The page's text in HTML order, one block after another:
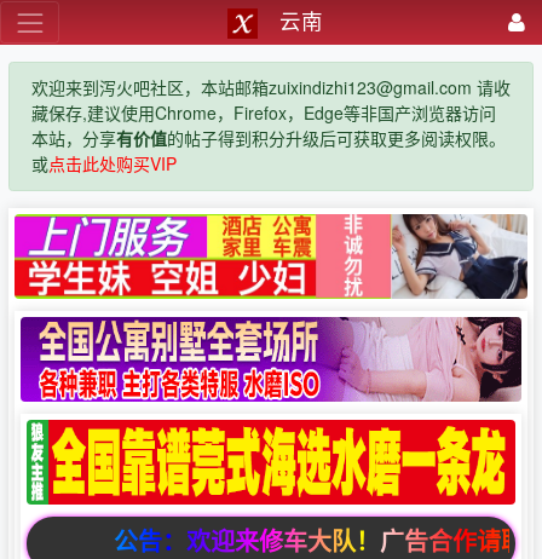
云南
欢迎来到泻火吧社区，本站邮箱zuixindizhi123@gmail.com 请收
藏保存,建议使用Chrome，Firefox，Edge等非国产浏览器访问
本站，分享有价值的帖子得到积分升级后可获取更多阅读权限。
或点击此处购买VIP
公告：欢迎来修车大队！广告合作请